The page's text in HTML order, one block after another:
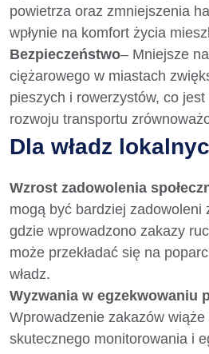
powietrza oraz zmniejszenia
wpłynie na komfort życia
Bezpieczeństwo– Mniejsze
ciężarowego w miastach
pieszych i rowerzystów, co
rozwoju transportu
Dla władz
Wzrost zadowolenia
mogą być bardziej zadowoleni
gdzie wprowadzono zakazy
może przekładać się na
władz.
Wyzwania w egzekwowaniu
Wprowadzenie zakazów
skutecznego monitorowania i